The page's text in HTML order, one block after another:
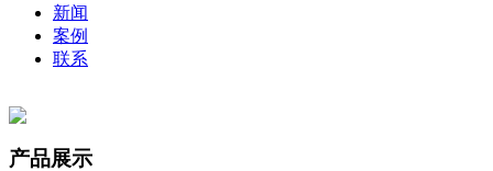
新闻
案例
联系
产品展示